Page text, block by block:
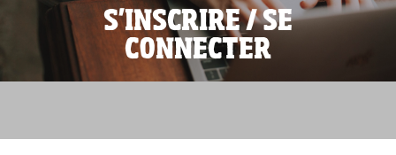
S'INSCRIRE / SE
CONNECTER